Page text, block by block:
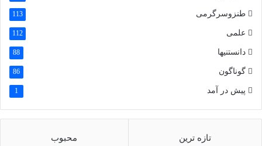
اقتدارگرایی ایرانی در عهد پهلوی
مطالب بیشتر
طنزوسرگرمی 113
علمی 112
دانستنیها 88
گوناگون 86
پیش در آمد 1
تازه ترین محبوب